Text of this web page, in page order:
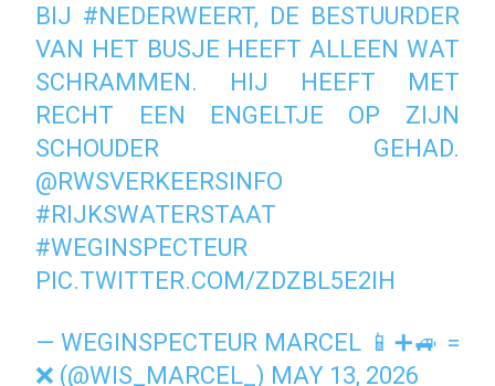
BIJ #NEDERWEERT, DE BESTUURDER
VAN HET BUSJE HEEFT ALLEEN WAT
SCHRAMMEN. HIJ HEEFT MET
RECHT EEN ENGELTJE OP ZIJN
SCHOUDER GEHAD.
@RWSVERKEERSINFO
#RIJKSWATERSTAAT
#WEGINSPECTEUR
PIC.TWITTER.COM/ZDZBL5E2IH
— WEGINSPECTEUR MARCEL 📱➕🚙 =
❌ (@WIS_MARCEL_) MAY 13, 2026